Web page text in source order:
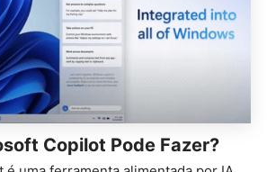
Copilot Pode Fazer?